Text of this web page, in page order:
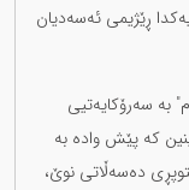
ڕێژیمی ئەسەدیان
بە سەرۆكایەتیی
كە پێش وادە بە
دەسەڵاتی نوێ،